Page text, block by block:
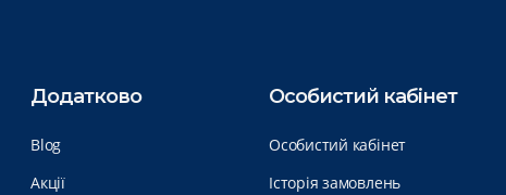
Додатково
Blog
Акції
Особистий кабінет
Особистий кабінет
Історія замовлень